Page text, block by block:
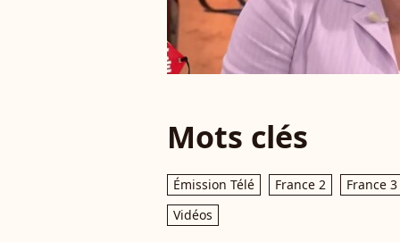
Mots clés
Émission Télé France 2 France 3
Vidéos